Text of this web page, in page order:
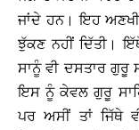
ਜਾਂਦੇ ਹਨ। ਇਹ
ਝੁੱਕਣ ਨਹੀਂ ਦਿੱਤੀ।
ਸਾਨੂੰ ਵੀ ਦਸਤਾਰ
ਇਸ ਨੂੰ ਕੇਵਲ ਗੁਰੂ
ਪਰ ਅਸੀਂ ਤਾਂ ਜਿੱਥੇ